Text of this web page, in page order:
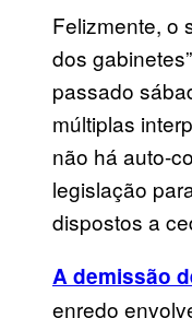
Felizmente, o
dos
passado
múltiplas
não há auto-
legislação
dispostos a
A demissão
enredo